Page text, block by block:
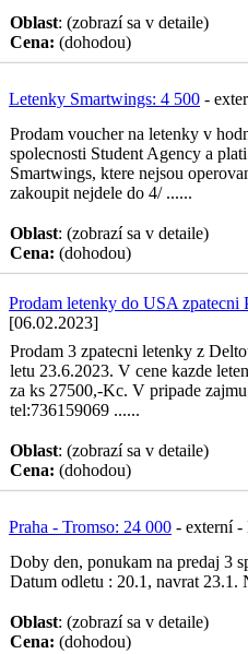
Oblast: (zobrazí sa v detaile)
Cena: (dohodou)
Letenky Smartwings: 4 500 -
Prodam voucher na letenky v
spolecnosti Student Agency a
Smartwings, ktere nejsou
zakoupit nejdele do 4/ ......
Oblast: (zobrazí sa v detaile)
Cena: (dohodou)
Prodam letenky do USA zpatecni
[06.02.2023]
Prodam 3 zpatecni letenky z
letu 23.6.2023. V cene kazde
za ks 27500,-Kc. V pripade
tel:736159069 ......
Oblast: (zobrazí sa v detaile)
Cena: (dohodou)
Praha - Tromso: 24 000 - externí -
Doby den, ponukam na predaj 3
Datum odletu : 20.1, navrat 23.1.
Oblast: (zobrazí sa v detaile)
Cena: (dohodou)